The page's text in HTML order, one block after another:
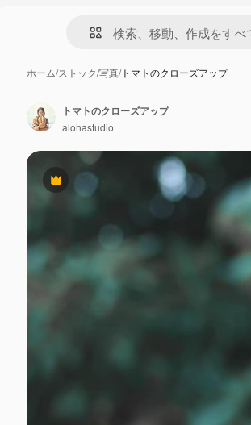
ホーム/ストック/写真/トマトのクローズアップ
Premium
トマトのクローズアップ
alohastudio